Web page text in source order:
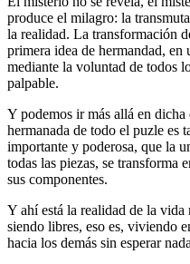
produce el milagro: la
la realidad. La transformación
primera idea de hermandad,
mediante la voluntad de todos
palpable.
Y podemos ir más allá en
hermanada de todo el puzle es
importante y poderosa, que la
todas las piezas, se transforma
sus componentes.
Y ahí está la realidad de la vida
siendo libres, eso es, viviendo
hacia los demás sin esperar